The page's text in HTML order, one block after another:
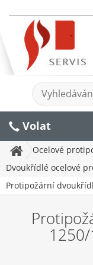
Volat
Ocelové
Dvoukřídlé ocelové
Protipožární